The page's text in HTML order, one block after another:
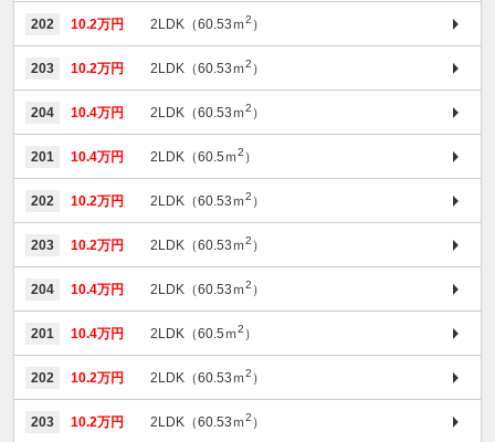
202 10.2万円 2LDK（60.53ｍ2 ）
203 10.2万円 2LDK（60.53ｍ2 ）
204 10.4万円 2LDK（60.53ｍ2 ）
201 10.4万円 2LDK（60.5ｍ2 ）
202 10.2万円 2LDK（60.53ｍ2 ）
203 10.2万円 2LDK（60.53ｍ2 ）
204 10.4万円 2LDK（60.53ｍ2 ）
201 10.4万円 2LDK（60.5ｍ2 ）
202 10.2万円 2LDK（60.53ｍ2 ）
203 10.2万円 2LDK（60.53ｍ2 ）